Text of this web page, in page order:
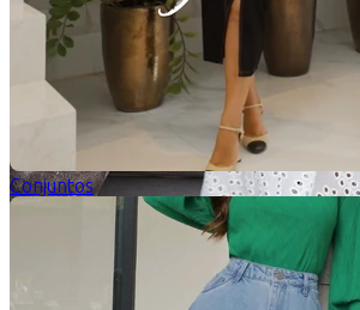
Conjuntos